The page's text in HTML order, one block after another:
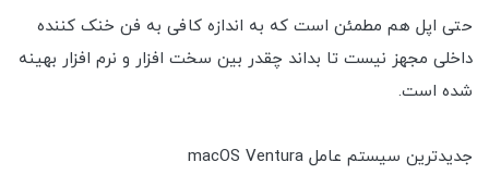
حتی اپل هم مطمئن است که به اندازه کافی به فن خنک کننده
داخلی مجهز نیست تا بداند چقدر بین سخت افزار و نرم افزار بهینه
شده است.
جدیدترین سیستم عامل macOS Ventura